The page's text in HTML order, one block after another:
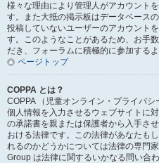
様々な理由により管理人がアカウント
す。また大抵の掲示板はデータベース
投稿していないユーザーのアカウント
す。このようなことがあるため、お手
だき、フォーラムに積極的に参加する
ページトップ
COPPA とは？
COPPA （児童オンライン・プライバ
個人情報を入力させるウェブサイトに
の承諾書を親または保護者から入手さ
おける法律です。この法律があなたも
れるのかどうかについては法律の専門
Group は法律に関するいかなる問い合